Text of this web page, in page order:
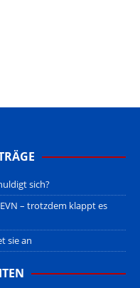
sich?
– trotzdem klappt es
sie an